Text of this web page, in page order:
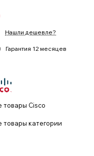
Нашли дешевле?
Гарантия 12 месяцев
товары Cisco
товары категории